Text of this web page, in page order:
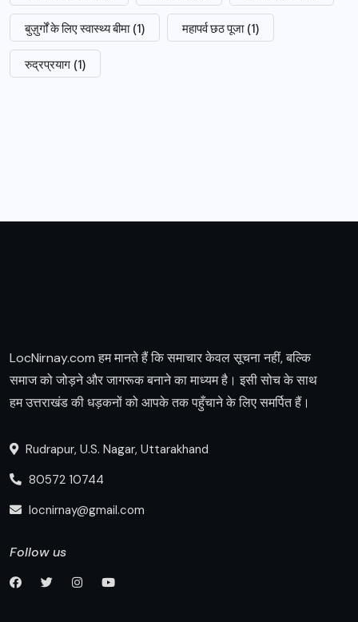
बुज़ुर्गों के लिए स्वास्थ्य बीमा (1) महापर्व छठ पूजा (1)
रुद्रप्रयाग (1)
LocNirnay.com हम मानते हैं कि समाचार केवल सूचना नहीं, बल्कि
समाज को जोड़ने और जागरूक बनाने का माध्यम है। इसी सोच के साथ
हम उत्तराखंड की धड़कनों को आपके तक पहुँचाने के लिए समर्पित हैं।
Rudrapur, U.S. Nagar, Uttarakhand
80572 10744
locnirnay@gmail.com
Follow us